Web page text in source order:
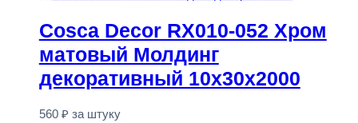
Cosca Decor RX010-052 Хром
матовый Молдинг
декоративный 10x30x2000
560 ₽ за штуку